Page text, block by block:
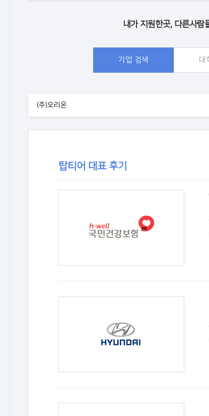
내가 지원한곳, 다른사람
기업 검색 대
탑티어 대표 후기